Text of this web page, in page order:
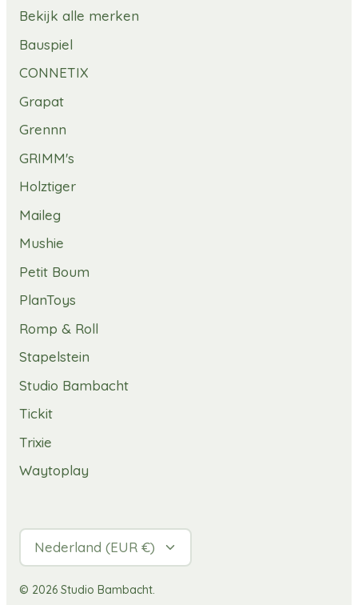
Bekijk alle merken
Bauspiel
CONNETIX
Grapat
Grennn
GRIMM's
Holztiger
Maileg
Mushie
Petit Boum
PlanToys
Romp & Roll
Stapelstein
Studio Bambacht
Tickit
Trixie
Waytoplay
Valuta
Nederland (EUR €)
© 2026 Studio Bambacht.